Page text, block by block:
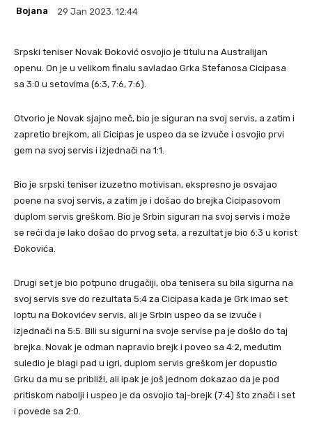
Bojana 29 Jan 2023. 12:44
Srpski teniser Novak Đoković osvojio je titulu na Australijan
openu. On je u velikom finalu savladao Grka Stefanosa Cicipasa
sa 3:0 u setovima (6:3, 7:6, 7:6).
Otvorio je Novak sjajno meč, bio je siguran na svoj servis, a zatim i
zapretio brejkom, ali Cicipas je uspeo da se izvuče i osvojio prvi
gem na svoj servis i izjednači na 1:1.
Bio je srpski teniser izuzetno motivisan, ekspresno je osvajao
poene na svoj servis, a zatim je i došao do brejka Cicipasovom
duplom servis greškom. Bio je Srbin siguran na svoj servis i može
se reći da je lako došao do prvog seta, a rezultat je bio 6:3 u korist
Đokovića.
Drugi set je bio potpuno drugačiji, oba tenisera su bila sigurna na
svoj servis sve do rezultata 5:4 za Cicipasa kada je Grk imao set
loptu na Đokovićev servis, ali je Srbin uspeo da se izvuče i
izjednači na 5:5. Bili su sigurni na svoje servise pa je došlo do taj
brejka. Novak je odman napravio brejk i poveo sa 4:2, međutim
suledio je blagi pad u igri, duplom servis greškom jer dopustio
Grku da mu se približi, ali ipak je još jednom dokazao da je pod
pritiskom nabolji i uspeo je da osvojio taj-brejk (7:4) što znači i set
i povede sa 2:0.